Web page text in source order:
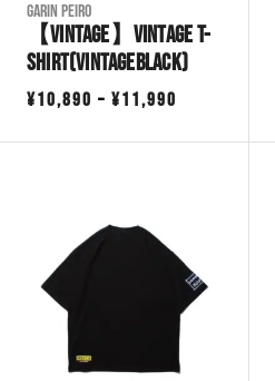
Garin Peiro
【VINTAGE】Vintage T-
shirt(VintageBlack)
¥10,890 – ¥11,990